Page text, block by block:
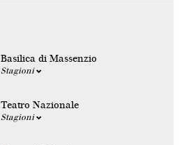
Basilica di Massenzio
Stagioni
Teatro Nazionale
Stagioni